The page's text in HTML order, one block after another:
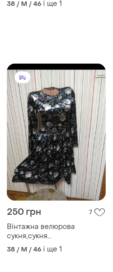
38 / M / 46 і ще 1
250 грн 7
Вінтажна велюрова
сукня,сукня
велюрова,плаття велюр міді
38 / M / 46 і ще 1